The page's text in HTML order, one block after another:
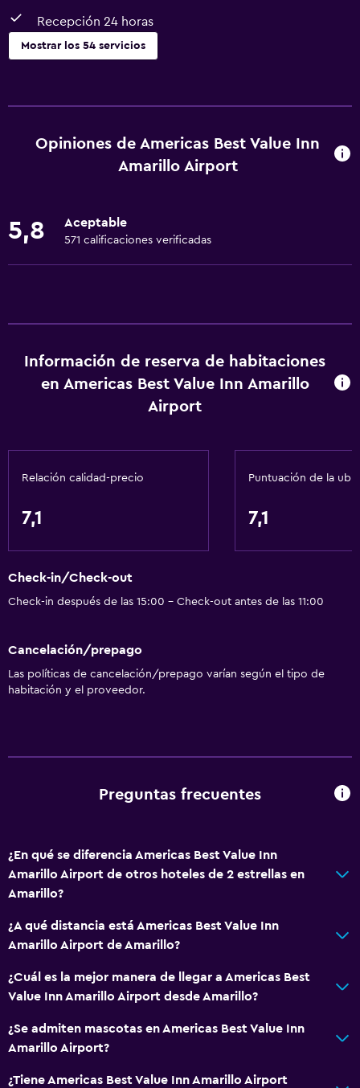
Recepción 24 horas
Mostrar los 54 servicios
Wifi gratis
Artículos de aseo gratis
Champú
Aire acondicionado
Papeleras
Unidad ubicada en la planta baja
Habitaciones para no fumadores disponibles
extra)
Accesibilidad
Plantas superiores accesibles por escaleras
Baño
Baño privado
Ducha italiana
Servicios y facilidades
Acceso con llave
Check-out exprés
Opiniones de Americas Best Value Inn
Amarillo Airport
5,8 Aceptable
571 calificaciones verificadas
Información de reserva de habitaciones
en Americas Best Value Inn Amarillo
Airport
Relación calidad-precio
7,1
Puntuación de la
7,1
Check-in/Check-out
Check-in después de las 15:00 - Check-out antes de las 11:00
Cancelación/prepago
Las políticas de cancelación/prepago varían según el tipo de
habitación y el proveedor.
Preguntas frecuentes
¿En qué se diferencia Americas Best Value Inn
Amarillo Airport de otros hoteles de 2 estrellas en
Amarillo?
¿A qué distancia está Americas Best Value Inn
Amarillo Airport de Amarillo?
¿Cuál es la mejor manera de llegar a Americas Best
Value Inn Amarillo Airport desde Amarillo?
¿Se admiten mascotas en Americas Best Value Inn
Amarillo Airport?
¿Tiene Americas Best Value Inn Amarillo Airport